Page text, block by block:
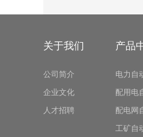
关于我们
公司简介
企业文化
人才招聘
产品
电力自
配用电
配电网
工矿自